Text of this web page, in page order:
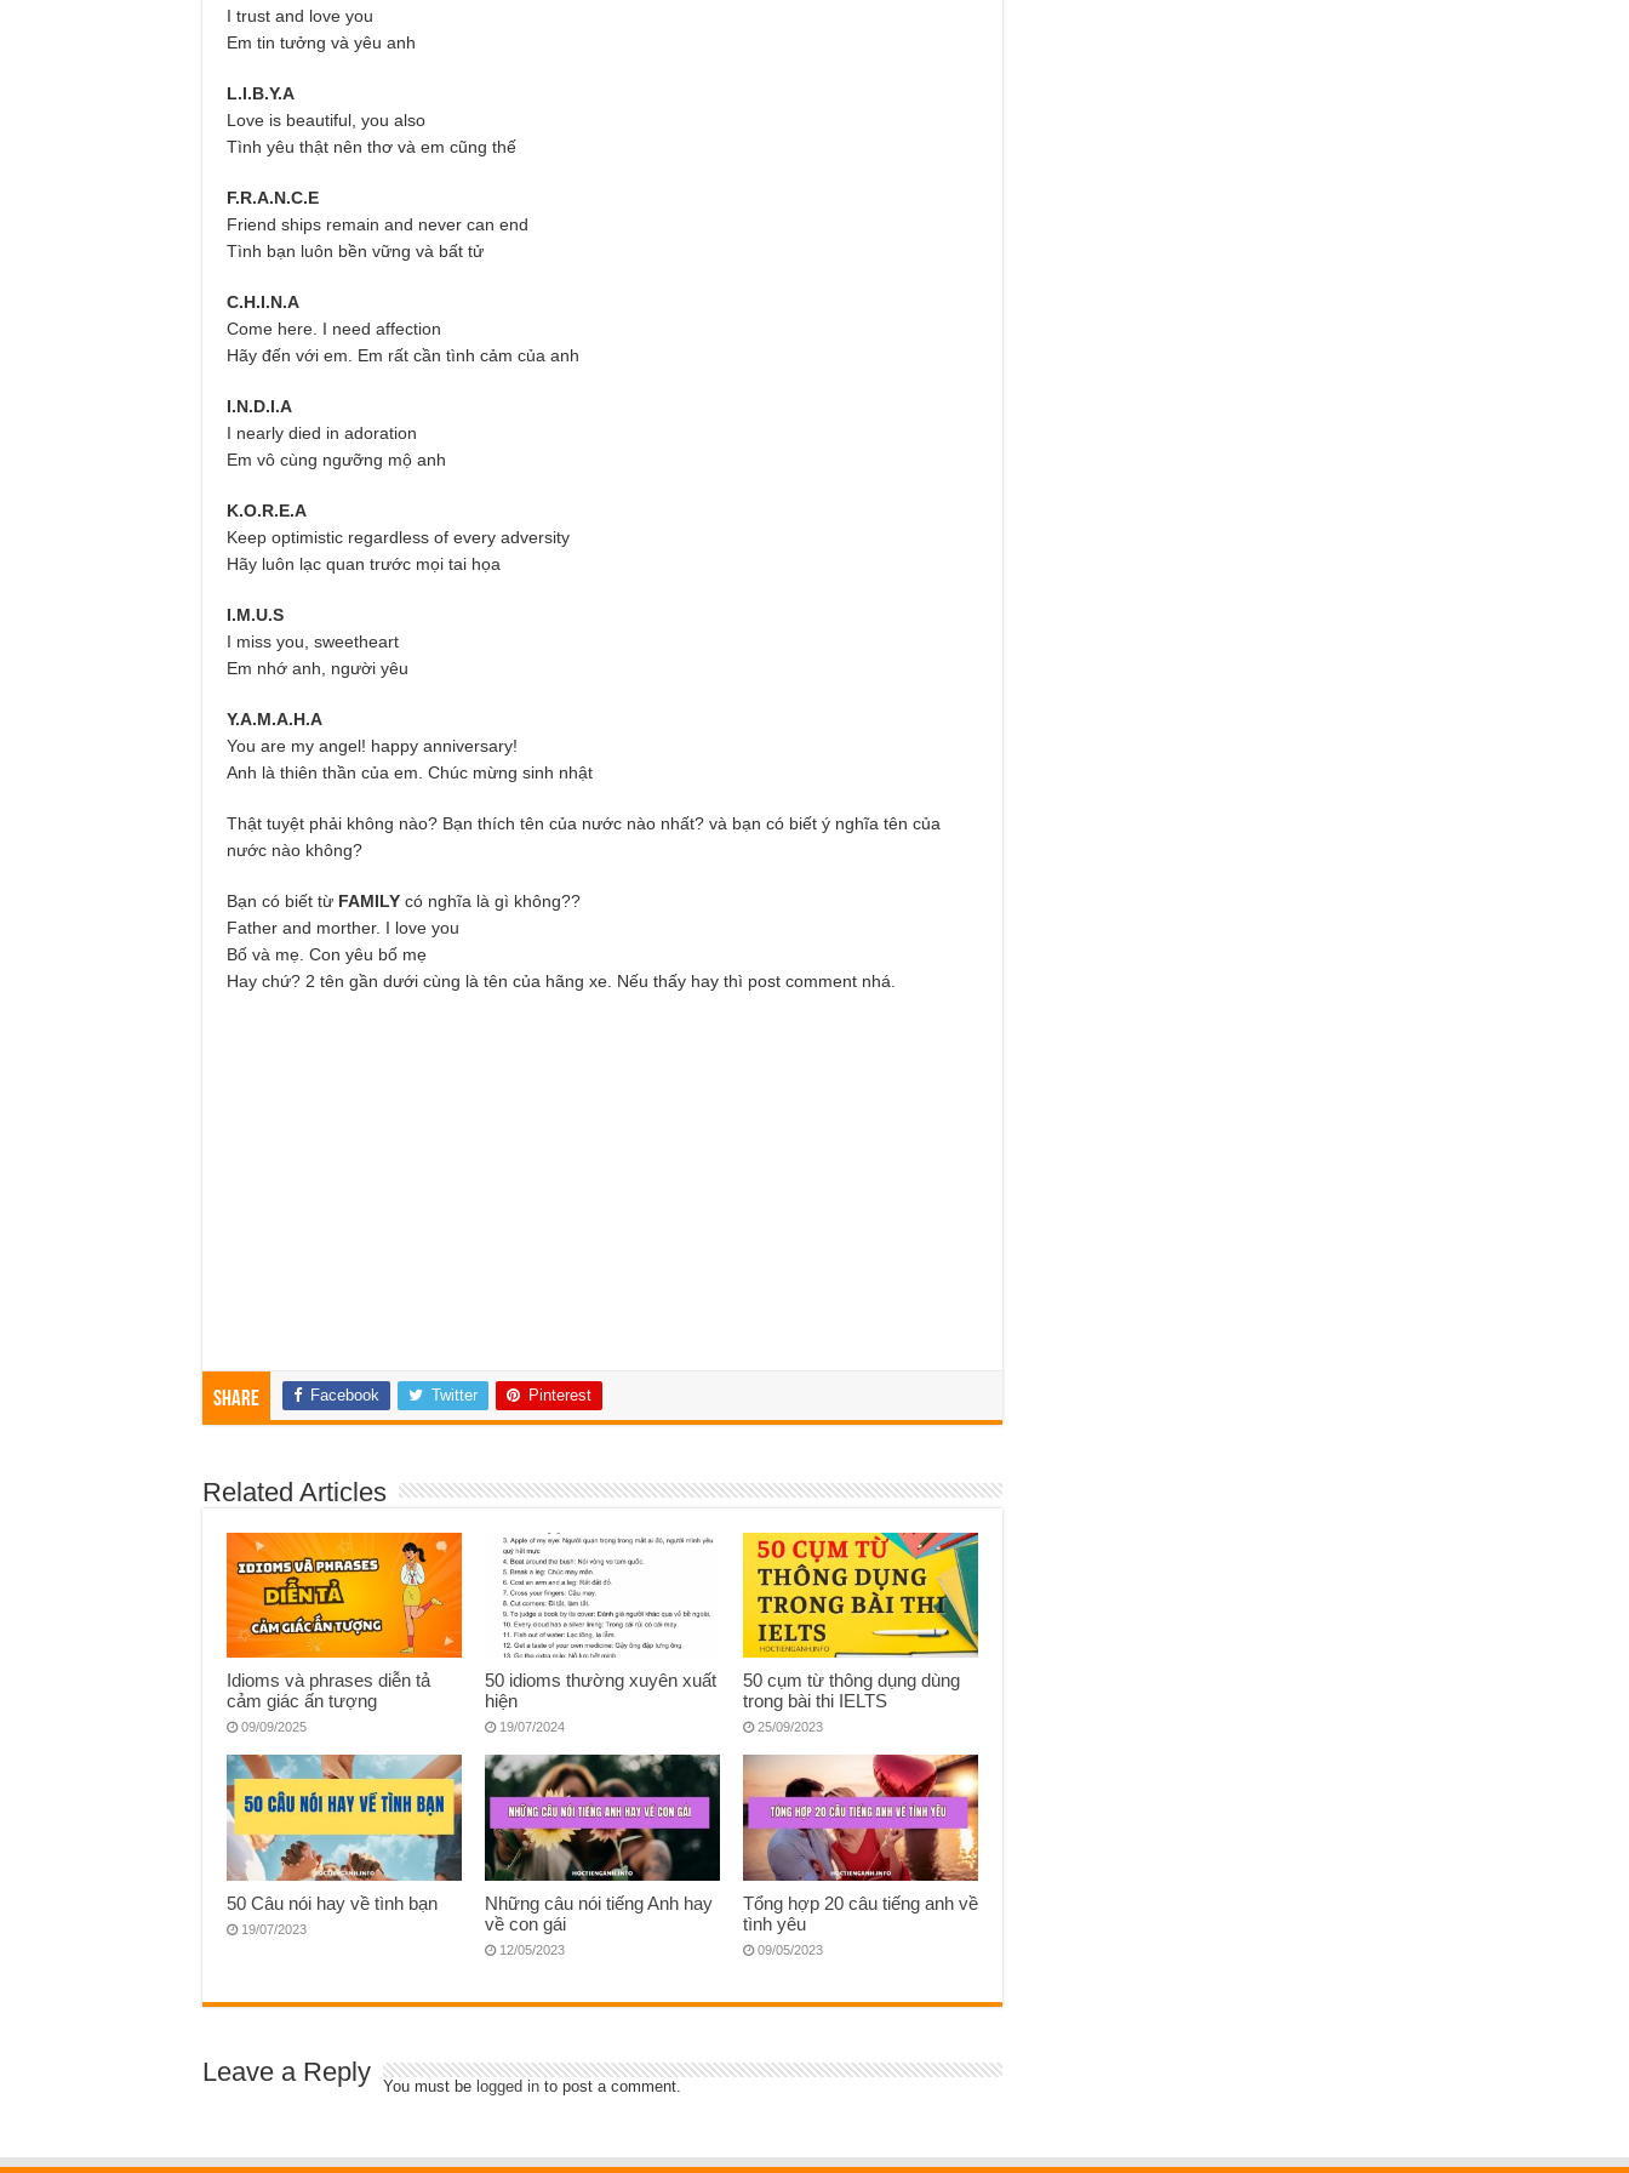
I trust and love you
Em tin tưởng và yêu anh
L.I.B.Y.A
Love is beautiful, you also
Tình yêu thật nên thơ và em cũng thế
F.R.A.N.C.E
Friend ships remain and never can end
Tình bạn luôn bền vững và bất tử
C.H.I.N.A
Come here. I need affection
Hãy đến với em. Em rất cần tình cảm của anh
I.N.D.I.A
I nearly died in adoration
Em vô cùng ngưỡng mộ anh
K.O.R.E.A
Keep optimistic regardless of every adversity
Hãy luôn lạc quan trước mọi tai họa
I.M.U.S
I miss you, sweetheart
Em nhớ anh, người yêu
Y.A.M.A.H.A
You are my angel! happy anniversary!
Anh là thiên thần của em. Chúc mừng sinh nhật
Thật tuyệt phải không nào? Bạn thích tên của nước nào nhất? và bạn có biết ý nghĩa tên của
nước nào không?
Bạn có biết từ FAMILY có nghĩa là gì không??
Father and morther. I love you
Bố và mẹ. Con yêu bố mẹ
Hay chứ? 2 tên gần dưới cùng là tên của hãng xe. Nếu thấy hay thì post comment nhá.
Share Facebook Twitter Pinterest
Related Articles
Idioms và phrases diễn tả
cảm giác ấn tượng
09/09/2025
50 idioms thường xuyên xuất
hiện
19/07/2024
50 cụm từ thông dụng dùng
trong bài thi IELTS
25/09/2023
50 Câu nói hay về tình bạn
19/07/2023
Những câu nói tiếng Anh hay
về con gái
12/05/2023
Tổng hợp 20 câu tiếng anh về
tình yêu
09/05/2023
Leave a Reply You must be logged in to post a comment.